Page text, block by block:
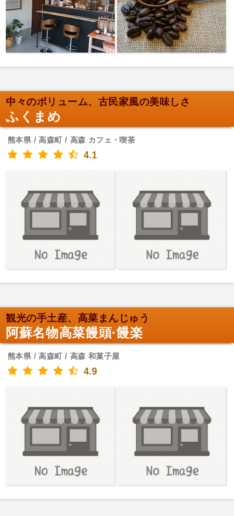
中々のボリューム、古民家風の美味しさ
ふくまめ
熊本県 / 高森町 / 高森 カフェ・喫茶
4.1
観光の手土産、高菜まんじゅう
阿蘇名物高菜饅頭·饅楽
熊本県 / 高森町 / 高森 和菓子屋
4.9